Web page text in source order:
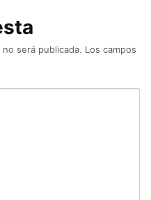
será publicada. Los campos